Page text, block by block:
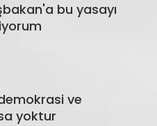
bu yasayı
ve
yoktur